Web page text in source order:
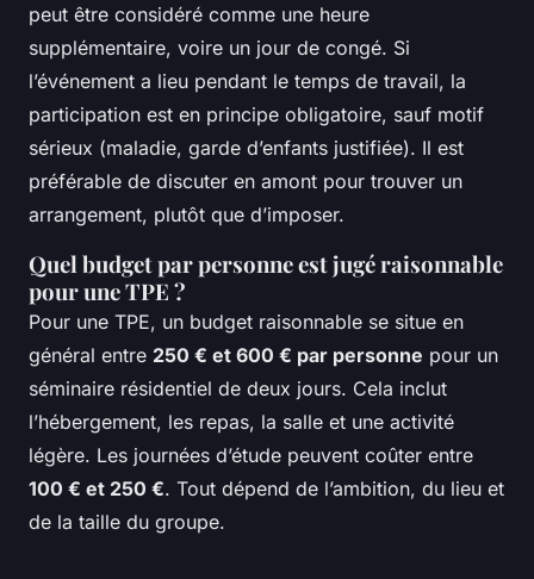
peut être considéré comme une heure
supplémentaire, voire un jour de congé. Si
l’événement a lieu pendant le temps de travail, la
participation est en principe obligatoire, sauf motif
sérieux (maladie, garde d’enfants justifiée). Il est
préférable de discuter en amont pour trouver un
arrangement, plutôt que d’imposer.
Quel budget par personne est jugé raisonnable
pour une TPE ?
Pour une TPE, un budget raisonnable se situe en
général entre 250 € et 600 € par personne pour un
séminaire résidentiel de deux jours. Cela inclut
l’hébergement, les repas, la salle et une activité
légère. Les journées d’étude peuvent coûter entre
100 € et 250 €. Tout dépend de l’ambition, du lieu et
de la taille du groupe.